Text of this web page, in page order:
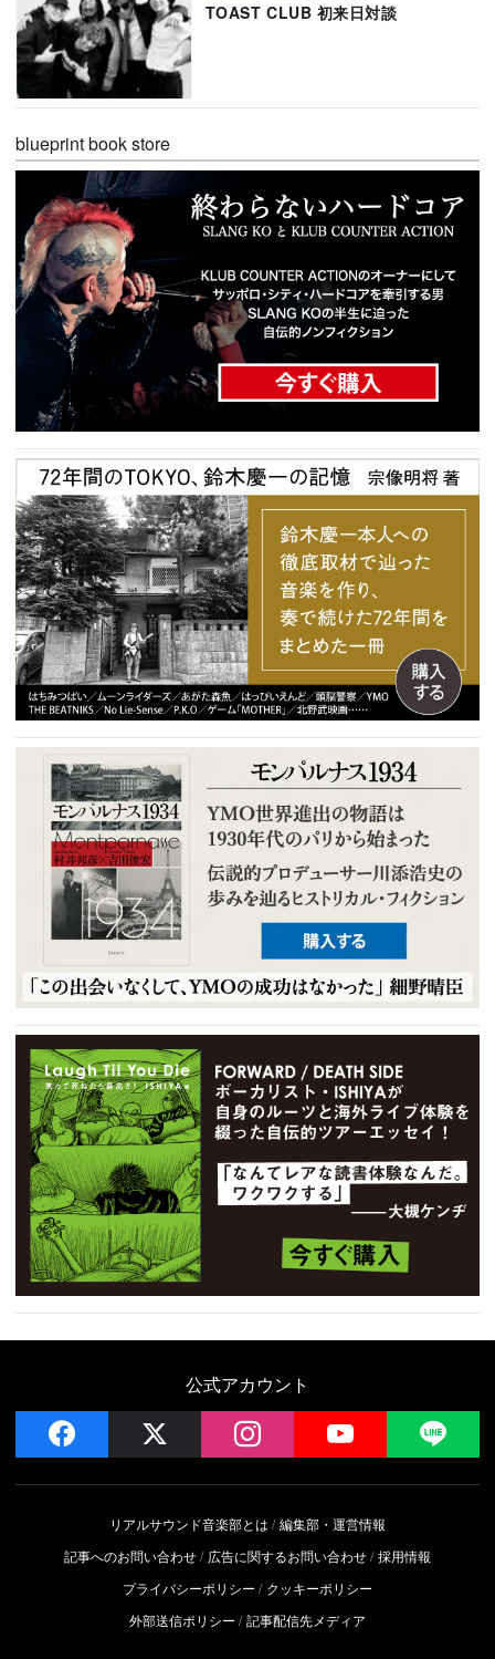
TOAST CLUB 初来日対談
blueprint book store
公式アカウント
facebook instagram YouTube
リアルサウンド音楽部とは
編集部・運営情報
記事へのお問い合わせ
広告に関するお問い合わせ 採用情報
プライバシーポリシー
クッキーポリシー
外部送信ポリシー
記事配信先メディア